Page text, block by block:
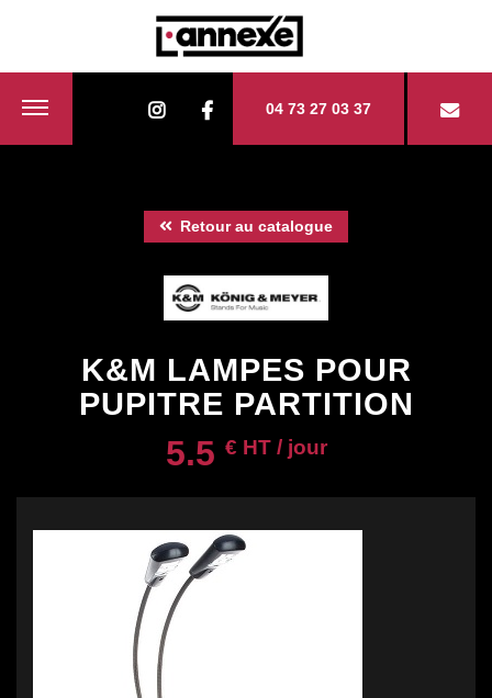
04 73 27 03 37
Retour au catalogue
K&M LAMPES POUR
PUPITRE PARTITION
5.5 € HT / jour